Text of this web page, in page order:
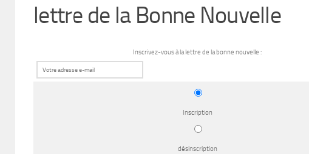
lettre de la Bonne Nouvelle
Inscrivez-vous à la lettre de la bonne nouvelle :
Inscription
désinscription